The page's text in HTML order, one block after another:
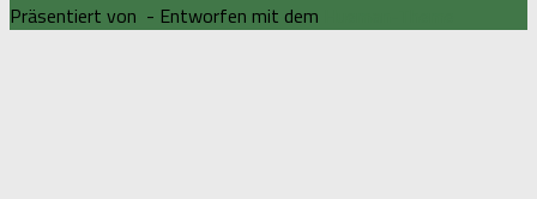
Präsentiert von - Entworfen mit dem